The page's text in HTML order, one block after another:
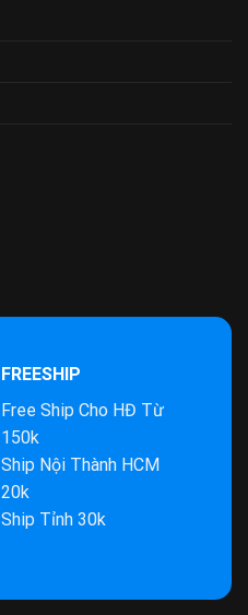
FREESHIP
Free Ship Cho HĐ Từ
150k
Ship Nội Thành HCM
20k
Ship Tỉnh 30k